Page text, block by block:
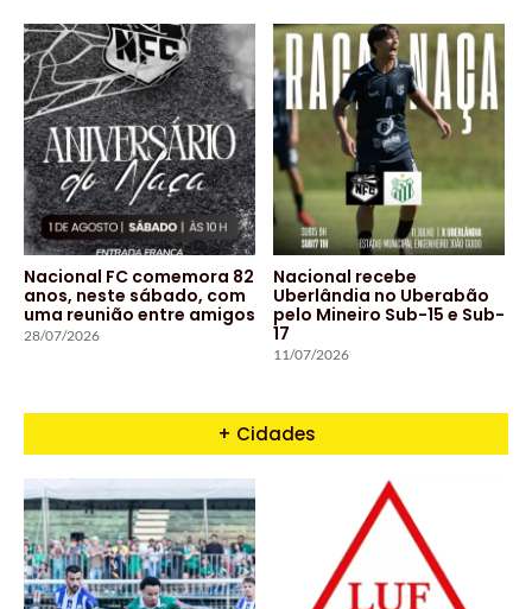
Nacional FC comemora 82
anos, neste sábado, com
uma reunião entre amigos
28/07/2026
Nacional recebe
Uberlândia no Uberabão
pelo Mineiro Sub-15 e Sub-
17
11/07/2026
+ Cidades